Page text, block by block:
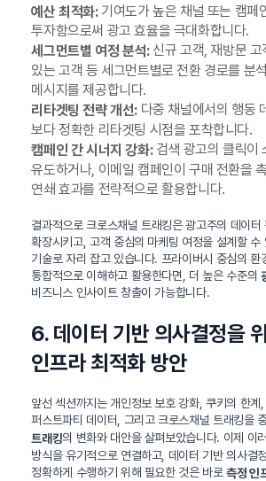
예산 최적화:기여도가 높은 채널 또는 캠페
투자함으로써 광고 효율을 극대화합니다.
세그먼트별 여정 분석:신규 고객, 재방문 고
있는 고객 등 세그먼트별로 전환 경로를 분
메시지를 제공합니다.
리타겟팅 전략 개선:다중 채널에서의 행동
보다 정확한 리타겟팅 시점을 포착합니다.
캠페인 간 시너지 강화:검색 광고의 클릭이
유도하거나, 이메일 캠페인이 구매 전환을
연쇄 효과를 전략적으로 활용합니다.
결과적으로 크로스채널 트래킹은 광고주의 데이터
확장시키고, 고객 중심의 마케팅 여정을 설계할 수
기술로 자리 잡고 있습니다. 프라이버시 중심의 환
통합적으로 이해하고 활용한다면, 더 높은 수준의
비즈니스 인사이트 창출이 가능합니다.
6. 데이터 기반 의사결정을
인프라 최적화 방안
앞선 섹션까지는 개인정보 보호 강화, 쿠키의 한계
퍼스트파티 데이터, 그리고 크로스채널 트래킹을
트래킹의 변화와 대안을 살펴보았습니다. 이제 이
방식을 유기적으로 연결하고, 데이터 기반 의사결
정확하게 수행하기 위해 필요한 것은 바로측정 인